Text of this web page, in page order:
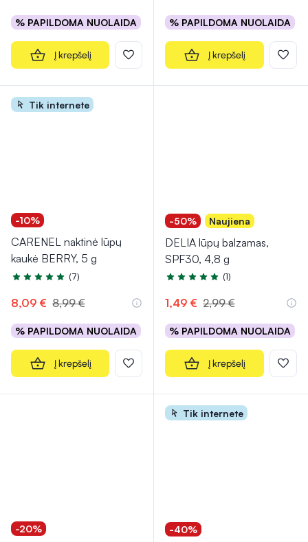
% PAPILDOMA NUOLAIDA
Į krepšelį
% PAPILDOMA NUOLAIDA
Į krepšelį
Tik internete
-10%
CARENEL naktinė lūpų
kaukė BERRY, 5 g
Įvertinimas 5.0 iš 5
(7)
8,09 € 8,99 €
% PAPILDOMA NUOLAIDA
Į krepšelį
-50% Naujiena
DELIA lūpų balzamas,
SPF30, 4,8 g
Įvertinimas 5.0 iš 5
(1)
1,49 € 2,99 €
% PAPILDOMA NUOLAIDA
Į krepšelį
-20%
Tik internete
-40%